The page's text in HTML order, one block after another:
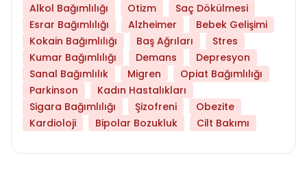
Alkol Bağımlılığı
Otizm
Saç Dökülmesi
Esrar Bağımlılığı
Alzheimer
Bebek Gelişimi
Kokain Bağımlılığı
Baş Ağrıları
Stres
Kumar Bağımlılığı
Demans
Depresyon
Sanal Bağımlılık
Migren
Opiat Bağımlılığı
Parkinson
Kadın Hastalıkları
Sigara Bağımlılığı
Şizofreni
Obezite
Kardioloji
Bipolar Bozukluk Cilt Bakımı